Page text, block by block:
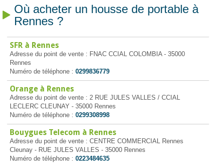
Où acheter un housse de portable à
Rennes ?
SFR à Rennes
Adresse du point de vente : FNAC CCIAL COLOMBIA - 35000
Rennes
Numéro de téléphone : 0299836779
Orange à Rennes
Adresse du point de vente : 2 RUE JULES VALLES / CCIAL
LECLERC CLEUNAY - 35000 Rennes
Numéro de téléphone : 0299308998
Bouygues Telecom à Rennes
Adresse du point de vente : CENTRE COMMERCIAL Rennes
Cleunay - RUE JULES VALLES - 35000 Rennes
Numéro de téléphone : 0223484635